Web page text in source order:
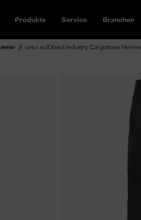
Produkte Service Branchen
uvex suXXeed industry Cargohose Herren